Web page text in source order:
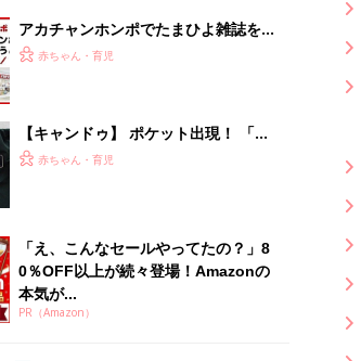
アカチャンホンポでたまひよ雑誌を買
うとポイント10倍【期間限定】
赤ちゃん・育児
【キャンドゥ】 ポケット出現！ 「収
納性ゼロ」バッグが、まさかの理想的
赤ちゃん・育児
「え、こんなセールやってたの？」8
0％OFF以上が続々登場！Amazonの
本気が...
PR（Amazon）